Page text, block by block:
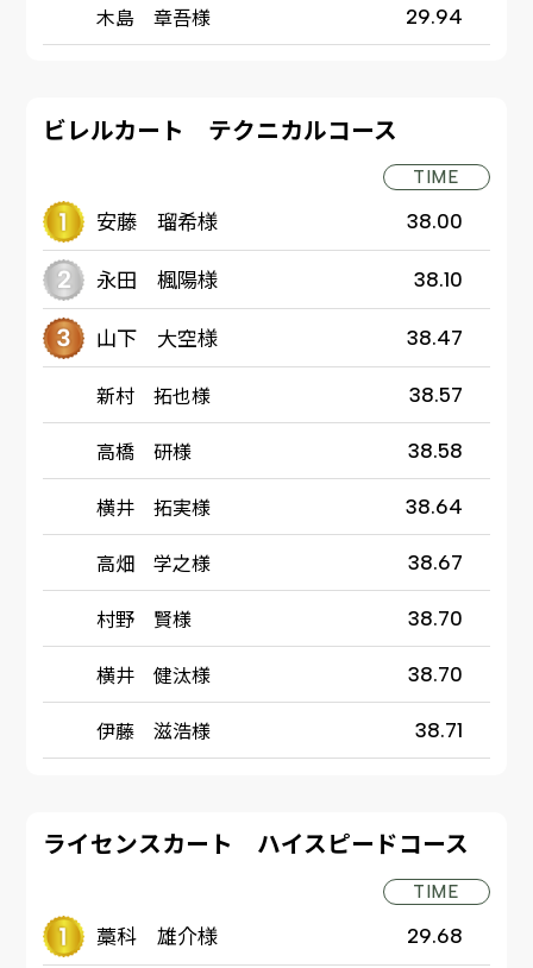
木島 章吾様 29.94
ビレルカート テクニカルコース
TIME
安藤 瑠希様 38.00
永田 楓陽様 38.10
山下 大空様 38.47
新村 拓也様 38.57
高橋 研様 38.58
横井 拓実様 38.64
高畑 学之様 38.67
村野 賢様 38.70
横井 健汰様 38.70
伊藤 滋浩様 38.71
ライセンスカート ハイスピードコース
TIME
藁科 雄介様 29.68